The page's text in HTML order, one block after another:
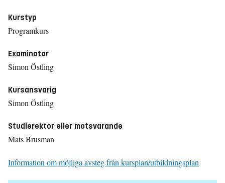
Kurstyp
Programkurs
Examinator
Simon Östling
Kursansvarig
Simon Östling
Studierektor eller motsvarande
Mats Brusman
Information om möjliga avsteg från kursplan/utbildningsplan